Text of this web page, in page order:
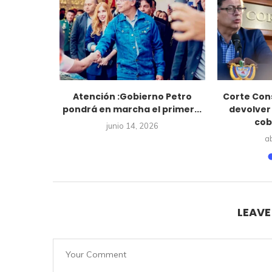
Atención :Gobierno Petro
pondrá en marcha el primer...
junio 14, 2026
Corte
devolver